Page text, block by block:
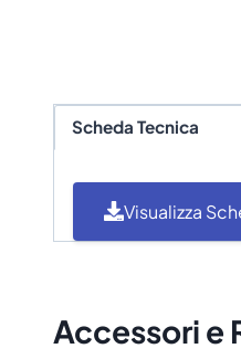
proteggendola da
Scheda Tecnica
Visualizza
Accessori e